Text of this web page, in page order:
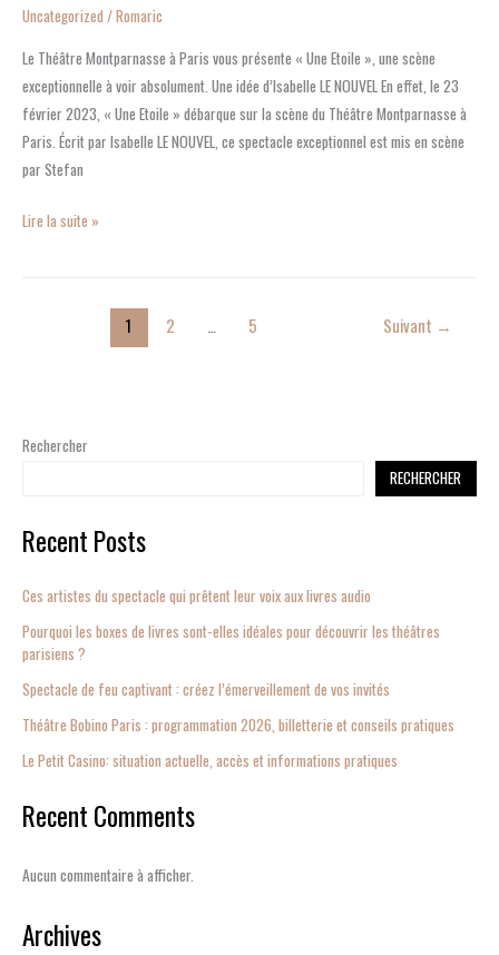
Rechercher
RECHERCHER
Recent Posts
Ces artistes du spectacle qui prêtent leur voix aux livres audio
Pourquoi les boxes de livres sont-elles idéales pour découvrir les théâtres
parisiens ?
Spectacle de feu captivant : créez l’émerveillement de vos invités
Théâtre Bobino Paris : programmation 2026, billetterie et conseils pratiques
Le Petit Casino: situation actuelle, accès et informations pratiques
Recent Comments
Aucun commentaire à afficher.
Archives
Uncategorized /Romaric
Le Théâtre Montparnasse à Paris vous présente « Une Etoile », une scène
exceptionnelle à voir absolument. Une idée d’Isabelle LE NOUVEL En effet, le 23
février 2023, « Une Etoile » débarque sur la scène du Théâtre Montparnasse à
Paris. Écrit par Isabelle LE NOUVEL, ce spectacle exceptionnel est mis en scène
par Stefan
Lire la suite »
1 2 … 5 Suivant →